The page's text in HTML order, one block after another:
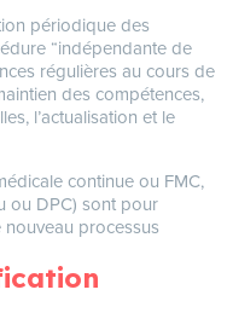
périodique des
“indépendante de
régulières au cours de
des compétences,
l’actualisation et le
continue ou FMC,
ou DPC) sont pour
nouveau processus